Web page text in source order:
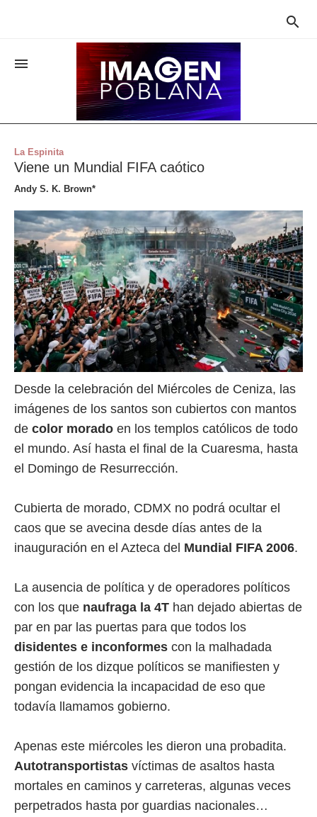


La Espinita
Viene un Mundial FIFA caótico
Andy S. K. Brown*
Desde la celebración del Miércoles de Ceniza, las
imágenes de los santos son cubiertos con mantos
de color morado en los templos católicos de todo
el mundo. Así hasta el final de la Cuaresma, hasta
el Domingo de Resurrección.
Cubierta de morado, CDMX no podrá ocultar el
caos que se avecina desde días antes de la
inauguración en el Azteca del Mundial FIFA 2006.
La ausencia de política y de operadores políticos
con los que naufraga la 4T han dejado abiertas de
par en par las puertas para que todos los
disidentes e inconformes con la malhadada
gestión de los dizque políticos se manifiesten y
pongan evidencia la incapacidad de eso que
todavía llamamos gobierno.
Apenas este miércoles les dieron una probadita.
Autotransportistas víctimas de asaltos hasta
mortales en caminos y carreteras, algunas veces
perpetrados hasta por guardias nacionales…